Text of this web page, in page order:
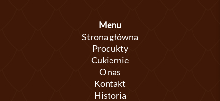
Menu
Strona główna
Produkty
Cukiernie
O nas
Kontakt
Historia